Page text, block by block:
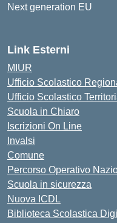
Link Esterni
MIUR
Ufficio Scolastico
Ufficio Scolastico
Scuola in Chiaro
Iscrizioni On Line
Invalsi
Comune
Percorso Operativo
Scuola in sicurezza
Nuova ICDL
Biblioteca Scolastica